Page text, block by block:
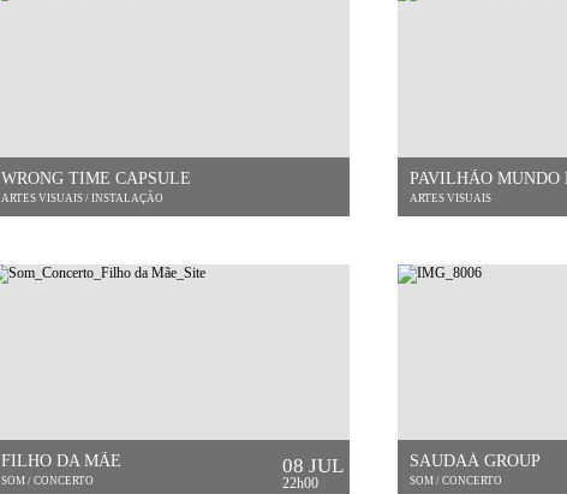
WRONG TIME CAPSULE
ARTES VISUAIS / INSTALAÇÃO
PAVILHÃO MUNDO
ARTES VISUAIS
FILHO DA MÃE
SOM / CONCERTO
08 JUL
22h00
SAUDAÁ GROUP
SOM / CONCERTO